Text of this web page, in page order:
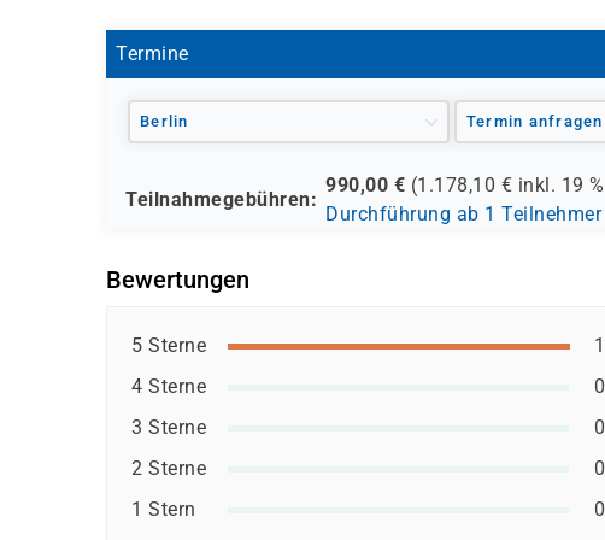
- regionale Einrichtungen
und andere Träger möglich
Termine
Berlin Termin anfragen
Teilnahmegebühren:
990,00 € (1.178,10 € inkl. 19 %
Durchführung ab 1 Teilnehmer
Bewertungen
5 Sterne
1
4 Sterne
0
3 Sterne
0
2 Sterne
0
1 Stern
0